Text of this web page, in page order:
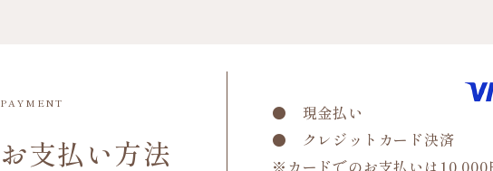
PAYMENT
お支払い方法
● 現金払い
● クレジットカード決済
※カードでのお支払いは10,000